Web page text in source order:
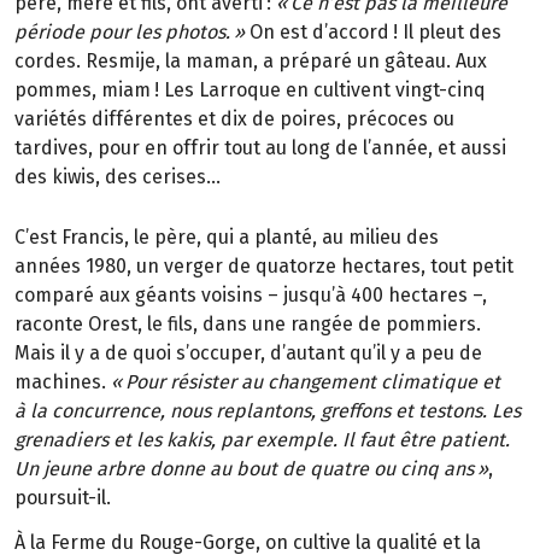
période pour les photos. »On est d’accord ! Il pleut des
cordes. Resmije, la maman, a préparé un gâteau. Aux
pommes, miam ! Les Larroque en cultivent vingt-cinq
variétés différentes et dix de poires, précoces ou
tardives, pour en offrir tout au long de l’année, et aussi
des kiwis, des cerises...
C’est Francis, le père, qui a planté, au milieu des
années 1980, un verger de quatorze hectares, tout petit
comparé aux géants voisins – jusqu’à 400 hectares –,
raconte Orest, le fils, dans une rangée de pommiers.
Mais il y a de quoi s’occuper, d’autant qu’il y a peu de
machines. « Pour résister au changement climatique et
à la concurrence, nous replantons, greffons et testons. Les
grenadiers et les kakis, par exemple. Il faut être patient.
Un jeune arbre donne au bout de quatre ou cinq ans »,
poursuit-il.
À la Ferme du Rouge-Gorge, on cultive la qualité et la